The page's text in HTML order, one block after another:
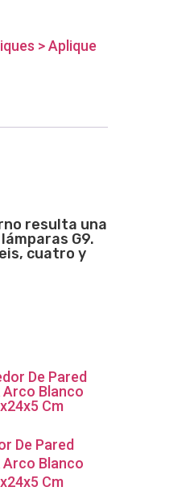
> Aplique
resulta una
G9.
cuatro y
De Pared
Arco Blanco
Cm